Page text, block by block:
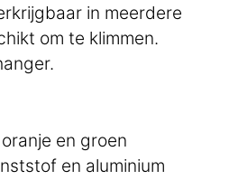
in meerdere
om te klimmen.
en groen
en aluminium